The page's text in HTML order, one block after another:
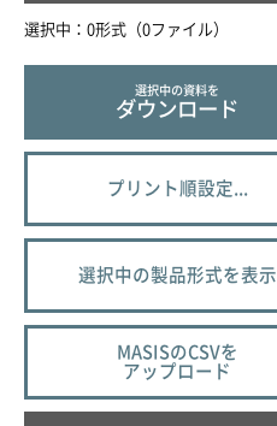
選択中： 0形式（0ファイル）
選択中の資料を
ダウンロード
プリント順設定...
選択中の製品形式を表示
MASISのCSVを
アップロード